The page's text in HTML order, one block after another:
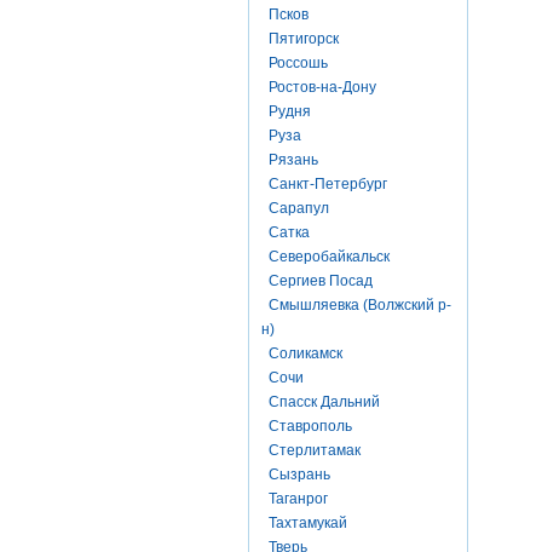
Псков
Пятигорск
Россошь
Ростов-на-Дону
Рудня
Руза
Рязань
Санкт-Петербург
Сарапул
Сатка
Северобайкальск
Сергиев Посад
Смышляевка (Волжский р-
н)
Соликамск
Сочи
Спасск Дальний
Ставрополь
Стерлитамак
Сызрань
Таганрог
Тахтамукай
Тверь